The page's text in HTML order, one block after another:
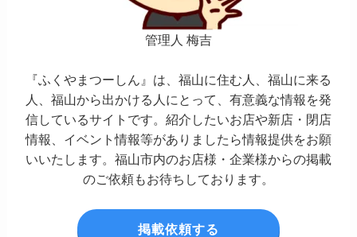
管理人 梅吉
『ふくやまつーしん』は、福山に住む人、福山に来る
人、福山から出かける人にとって、有意義な情報を発
信しているサイトです。紹介したいお店や新店・閉店
情報、イベント情報等がありましたら情報提供をお願
いいたします。福山市内のお店様・企業様からの掲載
のご依頼もお待ちしております。
掲載依頼する